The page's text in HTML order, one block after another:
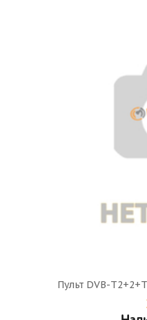
Пульт DVB-